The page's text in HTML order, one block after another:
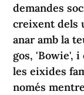
demandes
creixent dels
anar amb la
gos, 'Bowie',
les eixides
només